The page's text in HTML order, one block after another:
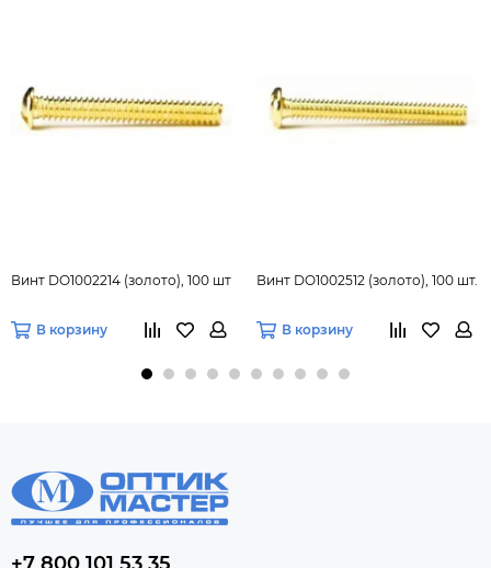
Винт DO1002214 (золото), 100 шт
В корзину
Винт DO1002512 (золото), 100 шт.
В корзину